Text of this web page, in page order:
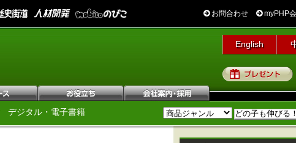
お問合わせ myPHP
English
デジタル・電子書籍